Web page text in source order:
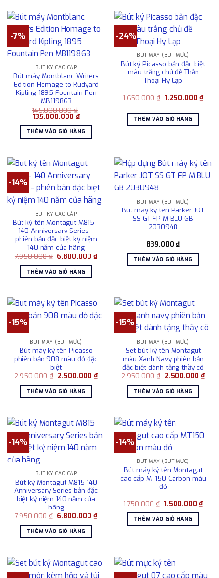
-7%
BÚT KÝ CAO CẤP
Bút máy Montblanc Writers
Edition Homage to Rudyard
Kipling 1895 Fountain Pen
MB119863
145.000.000₫
Giá
là:
145.000.000 ₫.
135.000.000 ₫Giá
hiện
tại
là:
135.000.000 ₫.
THÊM VÀO GIỎ HÀNG
-24%
BÚT MÁY (BÚT MỰC)
Bút ký Picasso bản đặc biệt
màu trắng chủ đề Thần
Thoại Hy Lạp
1.650.000₫ Giá
1.650.000 ₫.
1.250.000₫Giá
hiện
THÊM VÀO GIỎ HÀNG
-14%
BÚT KÝ CAO CẤP
Bút ký tên Montagut M815 –
140 Anniversary Series –
phiên bản đặc biệt kỷ niệm
140 năm của hãng
7.950.000₫ Giá
là:
7.950.000 ₫.
6.800.000₫Giá
hiện
THÊM VÀO GIỎ HÀNG
BÚT MÁY (BÚT MỰC)
Bút máy ký tên Parker JOT
SS GT FP M BLU GB
2030948
839.000 ₫
THÊM VÀO GIỎ HÀNG
-15%
BÚT MÁY (BÚT MỰC)
Bút máy ký tên Picasso
phiên bản 908 màu đỏ đặc
biệt
2.950.000₫ Giá
là:
2.950.000 ₫.
2.500.000₫Giá
hiện
2.500.000 ₫.
THÊM VÀO GIỎ HÀNG
-15%
BÚT MÁY (BÚT MỰC)
Set bút ký tên Montagut
màu Xanh Navy phiên bản
đặc biệt dành tặng thầy cô
2.950.000₫ Giá
là:
2.950.000 ₫.
2.500.000₫Giá
hiện
THÊM VÀO GIỎ HÀNG
-14%
BÚT KÝ CAO CẤP
Bút ký Montagut M815 140
Anniversary Series bản đặc
biệt kỷ niệm 140 năm của
hãng
7.950.000₫ Giá
là:
7.950.000 ₫.
6.800.000₫Giá
THÊM VÀO GIỎ HÀNG
-14%
BÚT MÁY (BÚT MỰC)
Bút máy ký tên Montagut
cao cấp MT150 Carbon màu
đỏ
1.750.000₫ Giá
là:
1.750.000 ₫.
1.500.000₫Giá
THÊM VÀO GIỎ HÀNG